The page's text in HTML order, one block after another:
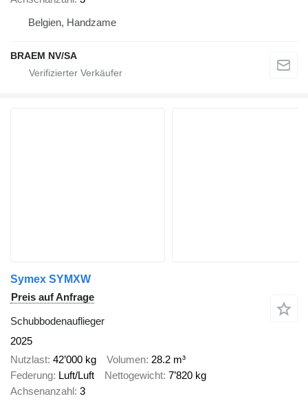
Belgien, Handzame
BRAEM NV/SA
Symex SYMXW
Preis auf Anfrage
Schubbodenauflieger
2025
Nutzlast 42’000 kg Volumen 28.2 m³
Federung Luft/Luft Nettogewicht 7’820 kg
Achsenanzahl 3